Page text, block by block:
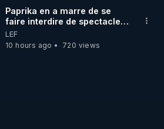
MAGAZINE
numéros que vous avez
Paprika en a marre de se
faire interdire de spectacle.
Elle décide donc de devenir
DJ !
LEF
10 hours ago
720 views